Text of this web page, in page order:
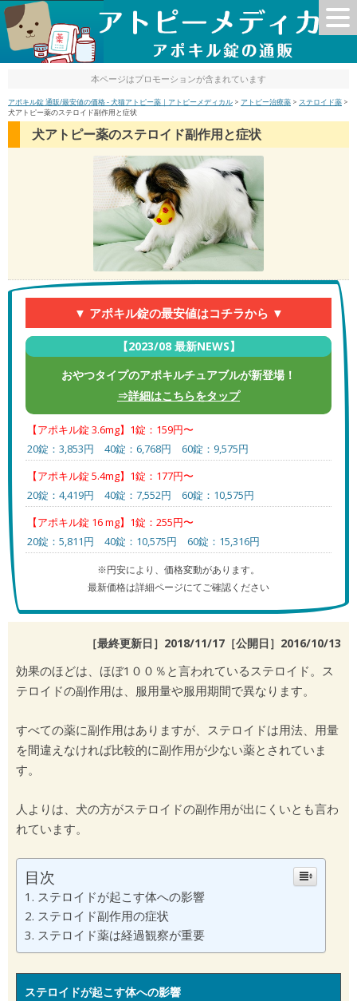
本ページはプロモーションが含まれています
アポキル錠 通販/最安値の価格 - 犬猫アトピー薬｜アトピーメディカル > アトピー治療薬 > ステロイド薬 >
犬アトピー薬のステロイド副作用と症状
犬アトピー薬のステロイド副作用と症状
▼ アポキル錠の最安値はコチラから ▼
【2023/08 最新NEWS】
おやつタイプのアポキルチュアブルが新登場！
⇒詳細はこちらをタップ
【アポキル錠 3.6mg】1錠：159円〜
20錠：3,853円 40錠：6,768円 60錠：9,575円
【アポキル錠 5.4mg】1錠：177円〜
20錠：4,419円 40錠：7,552円 60錠：10,575円
【アポキル錠 16 mg】1錠：255円〜
20錠：5,811円 40錠：10,575円 60錠：15,316円
※円安により、価格変動があります。
最新価格は詳細ページにてご確認ください
［最終更新日］2018/11/17［公開日］ 2016/10/13
効果のほどは、ほぼ1００％と言われているステロイド。ス
テロイドの副作用は、服用量や服用期間で異なります。
すべての薬に副作用はありますが、ステロイドは用法、用量
を間違えなければ比較的に副作用が少ない薬とされていま
す。
人よりは、犬の方がステロイドの副作用が出にくいとも言わ
れています。
目次
ステロイドが起こす体への影響
ステロイド副作用の症状
ステロイド薬は経過観察が重要
ステロイドが起こす体への影響